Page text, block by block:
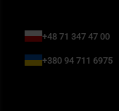
+48 71 347 47 00
+380 94 711 6975